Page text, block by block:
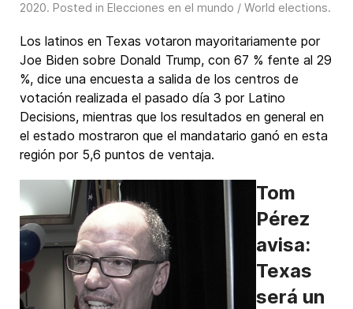
2020. Posted in Elecciones en el mundo / World elections.
Los latinos en Texas votaron mayoritariamente por
Joe Biden sobre Donald Trump, con 67 % fente al 29
%, dice una encuesta a salida de los centros de
votación realizada el pasado día 3 por Latino
Decisions, mientras que los resultados en general en
el estado mostraron que el mandatario ganó en esta
región por 5,6 puntos de ventaja.
Tom
Pérez
avisa:
Texas
será un